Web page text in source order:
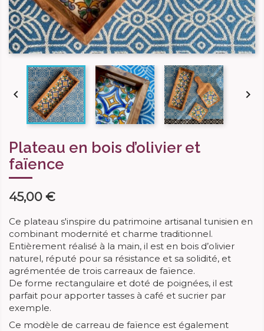
 
Plateau en bois d’olivier et
faïence
45,00 €
Ce plateau s'inspire du patrimoine artisanal tunisien en
combinant modernité et charme traditionnel.
Entièrement réalisé à la main, il est en bois d’olivier
naturel, réputé pour sa résistance et sa solidité, et
agrémentée de trois carreaux de faïence.
De forme rectangulaire et doté de poignées, il est
parfait pour apporter tasses à café et sucrier par
exemple.
Ce modèle de carreau de faïence est également